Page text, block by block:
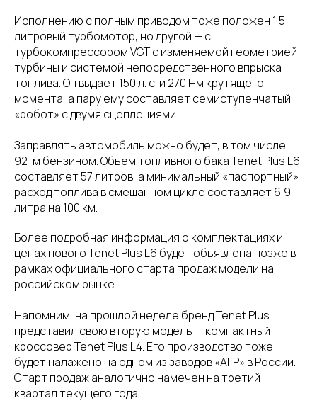
Исполнению с полным приводом тоже положен 1,5-
литровый турбомотор, но другой — с
турбокомпрессором VGT с изменяемой геометрией
турбины и системой непосредственного впрыска
топлива. Он выдает 150 л. с. и 270 Нм крутящего
момента, а пару ему составляет семиступенчатый
«робот» с двумя сцеплениями.
Заправлять автомобиль можно будет, в том числе,
92-м бензином. Объем топливного бака Tenet Plus L6
составляет 57 литров, а минимальный «паспортный»
расход топлива в смешанном цикле составляет 6,9
литра на 100 км.
Более подробная информация о комплектациях и
ценах нового Tenet Plus L6 будет объявлена позже в
рамках официального старта продаж модели на
российском рынке.
Напомним, на прошлой неделе бренд Tenet Plus
представил свою вторую модель — компактный
кроссовер Tenet Plus L4. Его производство тоже
будет налажено на одном из заводов «АГР» в России.
Старт продаж аналогично намечен на третий
квартал текущего года.